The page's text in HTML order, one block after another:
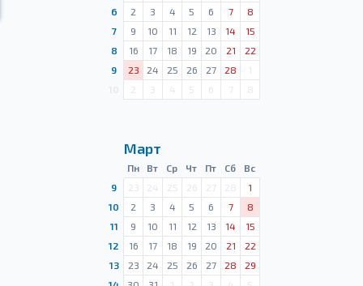
6
2 3 4 5 6 7
8
7
9 10 11 12 13 14
15
8
16 17 18 19 20 21
22
9
23 24 25 26 27 28
1
2 3 4 5 6 7 8
Март
Пн Вт Ср Чт Пт Сб
Вс
9
23 24 25 26 27 28
1
10
2 3 4 5 6 7
8
11
9 10 11 12 13 14
15
12
16 17 18 19 20 21
22
13
23 24 25 26 27 28
29